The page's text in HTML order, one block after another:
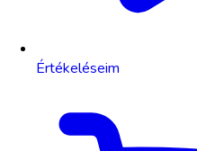
Értékeléseim